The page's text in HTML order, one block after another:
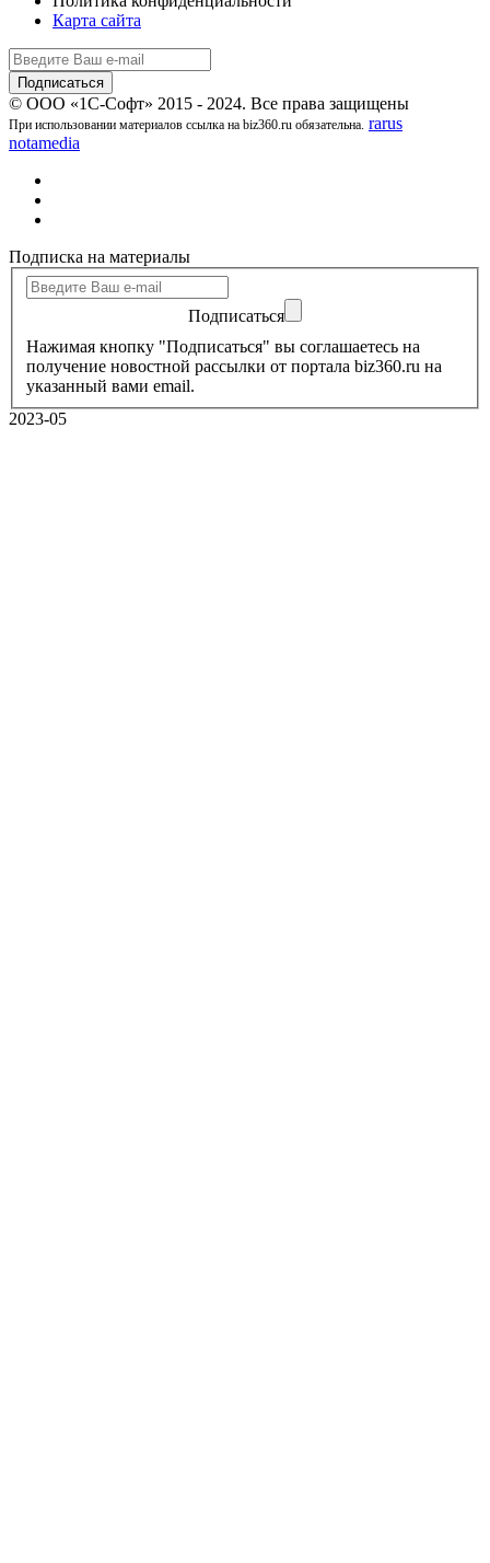
Карта сайта
© ООО «1С-Софт» 2015 - 2024. Все права защищены
При использовании материалов ссылка на biz360.ru обязательна. rarus
notamedia
Подписка на материалы
Подписаться
Нажимая кнопку "Подписаться" вы соглашаетесь на
получение новостной рассылки от портала biz360.ru на
указанный вами email.
2023-05